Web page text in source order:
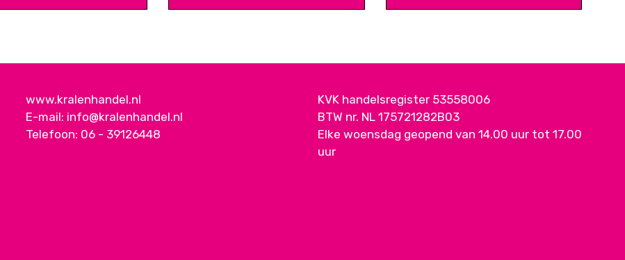
www.kralenhandel.nl
E-mail: info@kralenhandel.nl
Telefoon: 06 - 39126448
KVK handelsregister 53558006
BTW nr. NL 175721282B03
Elke woensdag geopend van 14.00 uur tot 17.00
uur